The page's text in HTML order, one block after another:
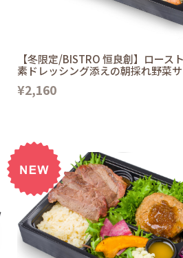
【冬限定/BISTRO 恒良創】ロース
素ドレッシング添えの朝採れ野菜
¥2,160